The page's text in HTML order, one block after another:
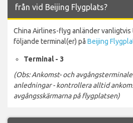
från vid Beijing Flygplats?
China Airlines-flyg anländer vanligtvis
följande terminal(er) på Beijing
Terminal - 3
(Obs: Ankomst- och
anledningar - kontrollera alltid
avgångsskärmarna på flygplatsen)